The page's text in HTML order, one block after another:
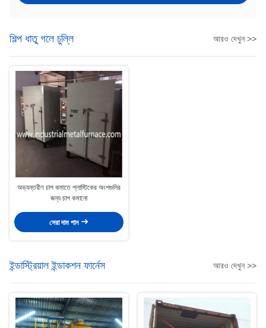
শিল্প ধাতু গলে চুল্লি আরও দেখুন >>
অভ্যন্তরীণ চাপ কমাতে প্লাস্টিকের অংশগুলির
জন্য চাপ কমানো
সেরা দাম পান
ইন্ডাস্ট্রিয়াল ইন্ডাকশন ফার্নেস আরও দেখুন >>